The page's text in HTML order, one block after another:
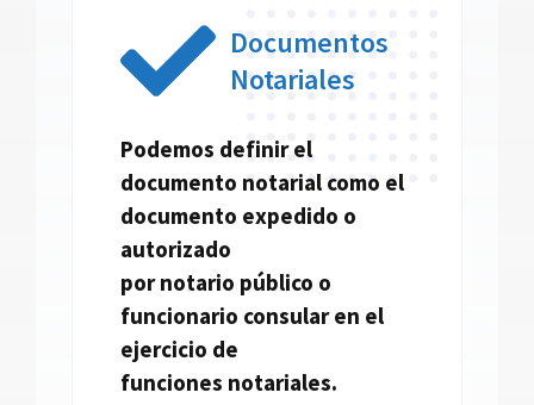
Documentos
Notariales
Podemos definir el
documento notarial como el
documento expedido o
autorizado
pornotario público o
funcionario consular en el
ejercicio de
funciones notariales.